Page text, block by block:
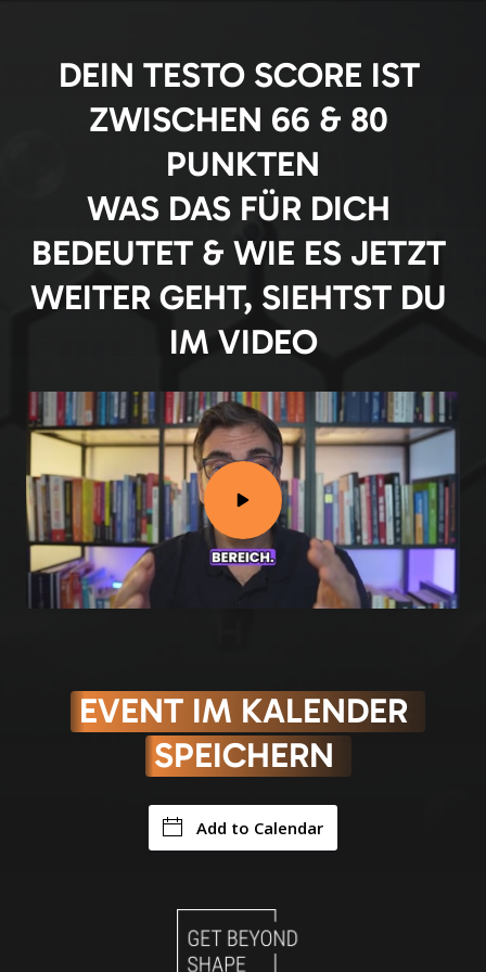
DEIN TESTO SCORE IST
ZWISCHEN 66 & 80
PUNKTEN
WAS DAS FÜR DICH
BEDEUTET & WIE ES JETZT
WEITER GEHT, SIEHTST DU
IM VIDEO
EVENT IM
SPEICHERN
Add to Calendar